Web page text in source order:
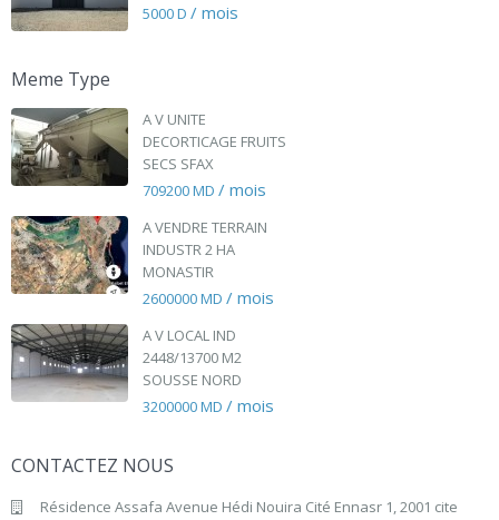
5000 D / mois
Meme Type
A V UNITE
DECORTICAGE FRUITS
SECS SFAX
709200 MD / mois
A VENDRE TERRAIN
INDUSTR 2 HA
MONASTIR
2600000 MD / mois
A V LOCAL IND
2448/13700 M2
SOUSSE NORD
3200000 MD / mois
CONTACTEZ NOUS
Résidence Assafa Avenue Hédi Nouira Cité Ennasr 1, 2001 cite